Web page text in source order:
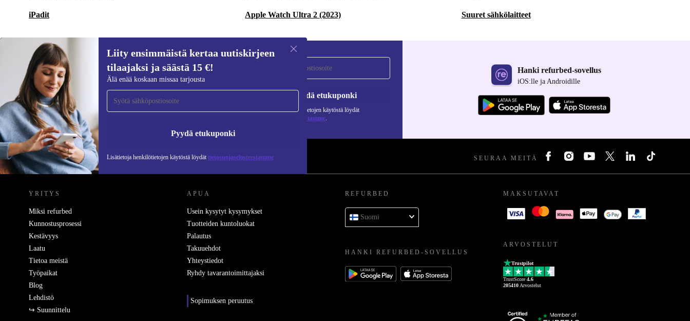
iPadit Apple Watch Ultra 2 (2023) Suuret sähkölaitteet
Liity ensimmäistä kertaa uutiskirjeen
tilaajaksi ja säästä 15 €!
Älä enää koskaan missaa tarjousta
Pyydä etukuponki
Lisätietoja henkilötietojen käytöstä löydät tietosuojaselosteestamme
Liity ensimmäistä kertaa uutiskirjeen
tilaajaksi ja säästä 15 €!
Älä missaa enää yhtäkään tarjousta.
Pyydä etukuponki
Lisätietoja henkilötietojen käytöstä löydät
tietosuojaselosteestamme.
Hanki refurbed-sovellus
iOS:lle ja Androidille
REFURBED SUOMI - RETHINK NEW. SEURAA MEITÄ
YRITYS
Miksi refurbed
Kunnostusprosessi
Kestävyys
Laatu
Tietoa meistä
Työpaikat
Blog
Lehdistö
↪ Suunnittelu
APUA
Usein kysytyt kysymykset
Tuotteiden kuntoluokat
Palautus
Takuuehdot
Yhteystiedot
Ryhdy tavarantoimittajaksi
Sopimuksen peruutus
REFURBED
Suomi
HANKI REFURBED-SOVELLUS
MAKSUTAVAT
ARVOSTELUT
Trustpilot
TrustScore 4.6
205410 Arvostelut